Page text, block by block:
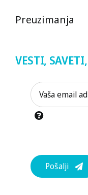
Preuzimanja
VESTI,
Pošalji